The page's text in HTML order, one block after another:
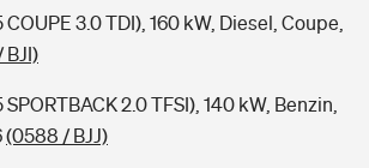
3.0 TDI), 160 kW, Diesel, Coupe,
BJI)
2.0 TFSI), 140 kW, Benzin,
(0588 / BJJ)